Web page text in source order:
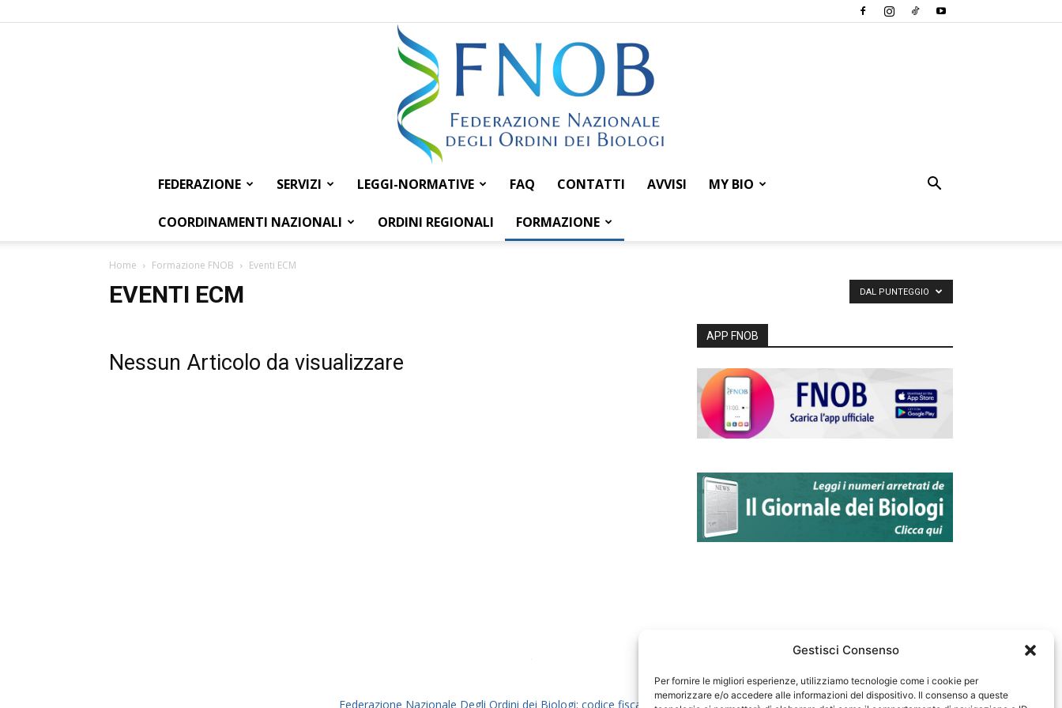
Gestisci Consenso
Per fornire le migliori esperienze, utilizziamo tecnologie come i cookie per
memorizzare e/o accedere alle informazioni del dispositivo. Il consenso a queste
Federazione
FEDERAZIONE SERVIZI LEGGI-NORMATIVE FAQ CONTATTI AVVISI MY BIO
COORDINAMENTI NAZIONALI ORDINI REGIONALI FORMAZIONE
Home Formazione FNOB Eventi ECM
EVENTI ECM DAL PUNTEGGIO
Nessun Articolo da visualizzare
APP FNOB
Federazione Nazionale Degli Ordini dei Biologi: codice fiscale 80069130583